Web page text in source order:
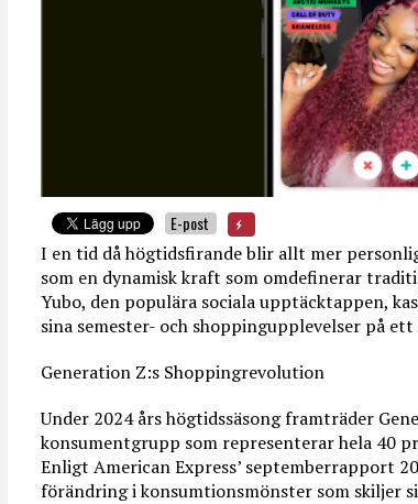
E-post
I en tid då högtidsfirande blir allt mer
som en dynamisk kraft som omdefinerar
Yubo, den populära sociala upptäcktappen,
sina semester- och shoppingupplevelser på
Generation Z:s Shoppingrevolution
Under 2024 års högtidssäsong framträder
konsumentgrupp som representerar hela 40
Enligt American Express’ septemberrapport
förändring i konsumtionsmönster som skiljer